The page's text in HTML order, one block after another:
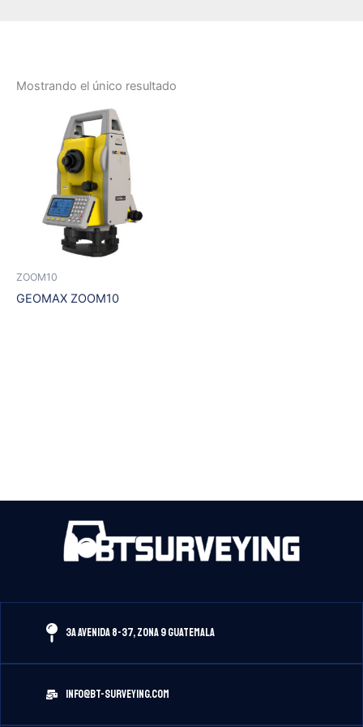
Mostrando el único resultado
ZOOM10
GEOMAX ZOOM10
3A Avenida 8-37, Zona 9 Guatemala
info@bt-surveying.com